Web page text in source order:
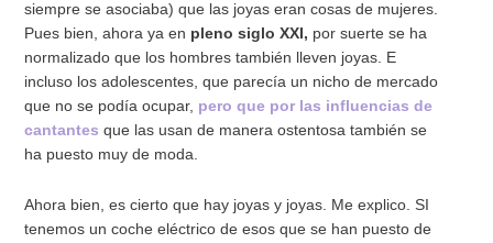
siempre se asociaba) que las joyas eran cosas de mujeres.
Pues bien, ahora ya en pleno siglo XXI, por suerte se ha
normalizado que los hombres también lleven joyas. E
incluso los adolescentes, que parecía un nicho de mercado
que no se podía ocupar, pero que por las influencias de
cantantes que las usan de manera ostentosa también se
ha puesto muy de moda.
Ahora bien, es cierto que hay joyas y joyas. Me explico. SI
tenemos un coche eléctrico de esos que se han puesto de